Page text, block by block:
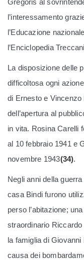
Gregoris al
l’interessamento
l’Educazione
l’Enciclopedia Treccani
La disposizione delle
difficoltosa ogni
di Ernesto e
dell’apertura al
in vita. Rosina Carelli
al 10 febbraio 1941 e
novembre 1943(34).
Negli anni della
casa Bindi furono
perso l’abitazione;
straordinario Riccardo
la famiglia di
causa dei